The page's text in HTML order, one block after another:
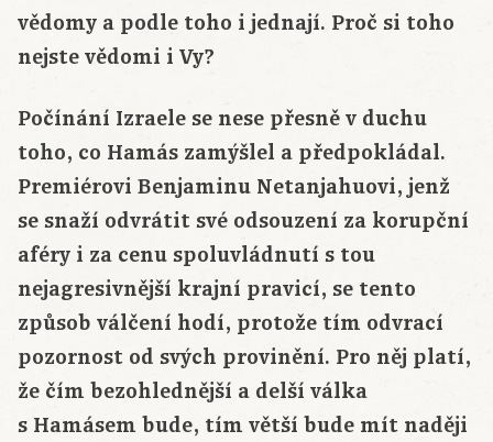
vědomy a podle toho i jednají. Proč si toho
nejste vědomi i Vy?
Počínání Izraele se nese přesně v duchu
toho, co Hamás zamýšlel a předpokládal.
Premiérovi Benjaminu Netanjahuovi, jenž
se snaží odvrátit své odsouzení za korupční
aféry i za cenu spoluvládnutí s tou
nejagresivnější krajní pravicí, se tento
způsob válčení hodí, protože tím odvrací
pozornost od svých provinění. Pro něj platí,
že čím bezohlednější a delší válka
s Hamásem bude, tím větší bude mít naději